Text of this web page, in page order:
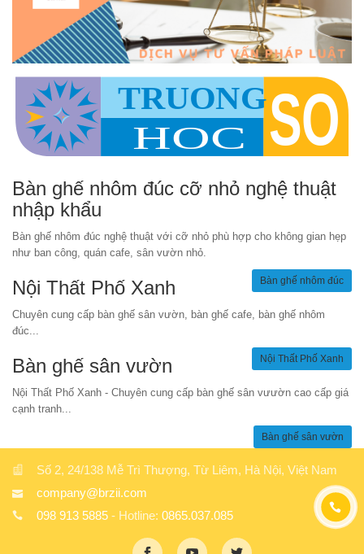
Bàn ghế nhôm đúc cỡ nhỏ nghệ thuật
nhập khẩu
Bàn ghế nhôm đúc nghệ thuật với cỡ nhỏ phù hợp cho không gian hẹp
như ban công, quán cafe, sân vườn nhỏ.
Bàn ghế nhôm đúc
Nội Thất Phố Xanh
Chuyên cung cấp bàn ghế sân vườn, bàn ghế cafe, bàn ghế nhôm
đúc...
Nội Thất Phố Xanh
Bàn ghế sân vườn
Nội Thất Phố Xanh - Chuyên cung cấp bàn ghế sân vưườn cao cấp giá
cạnh tranh...
Bàn ghế sân vườn
Số 2, 24/138 Mễ Trì Thượng, Từ Liêm, Hà Nội, Việt Nam
company@brzii.com
098 913 5885 - Hotline: 0865.037.085